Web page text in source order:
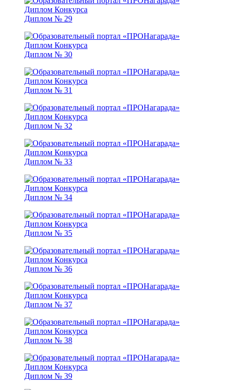
Диплом № 29
Диплом № 30
Диплом № 31
Диплом № 32
Диплом № 33
Диплом № 34
Диплом № 35
Диплом № 36
Диплом № 37
Диплом № 38
Диплом № 39